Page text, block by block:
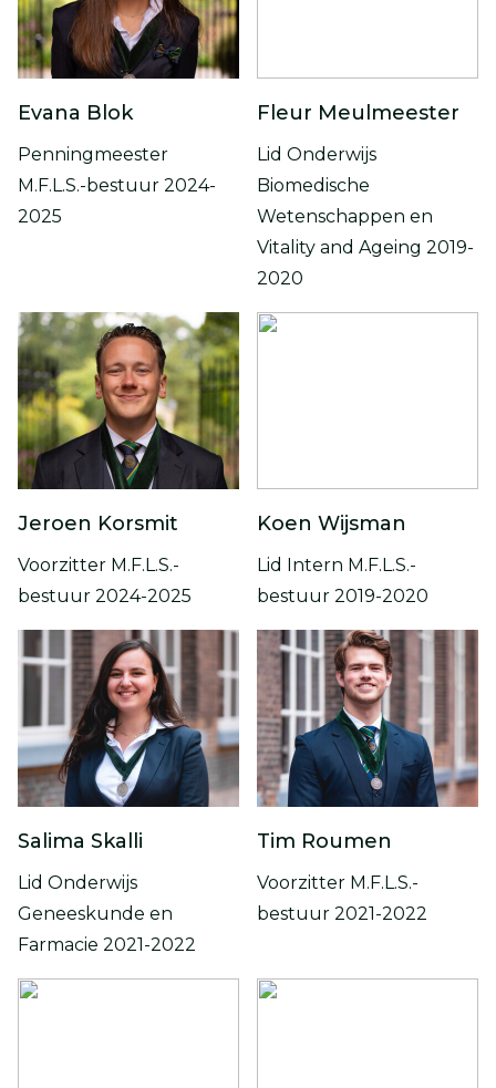
Evana Blok
Penningmeester
M.F.L.S.-bestuur 2024-
2025
Fleur Meulmeester
Lid Onderwijs
Biomedische
Wetenschappen en
Vitality and Ageing 2019-
2020
Jeroen Korsmit
Voorzitter M.F.L.S.-
bestuur 2024-2025
Koen Wijsman
Lid Intern M.F.L.S.-
bestuur 2019-2020
Salima Skalli
Lid Onderwijs
Geneeskunde en
Farmacie 2021-2022
Tim Roumen
Voorzitter M.F.L.S.-
bestuur 2021-2022